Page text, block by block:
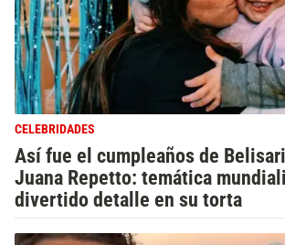
CELEBRIDADES
Así fue el cumpleaños de
Juana Repetto: temática
divertido detalle en su torta